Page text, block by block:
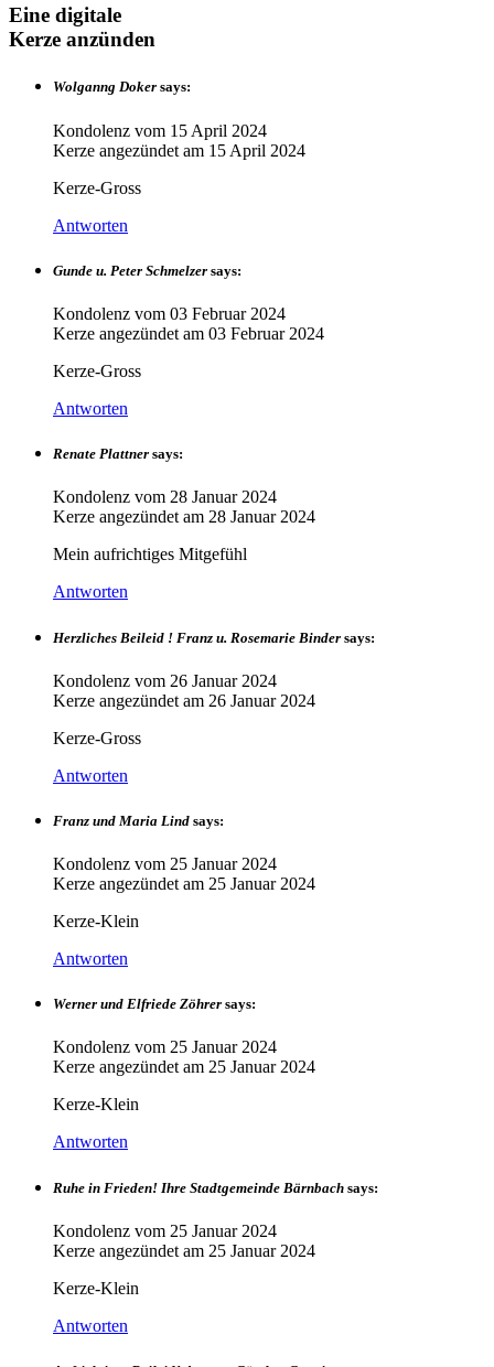
Eine digitale
Kerze anzünden
Wolganng Doker says:
Kondolenz vom 15 April 2024
Kerze angezündet am 15 April 2024
Kerze-Gross
Antworten
Gunde u. Peter Schmelzer says:
Kondolenz vom 03 Februar 2024
Kerze angezündet am 03 Februar 2024
Kerze-Gross
Antworten
Renate Plattner says:
Kondolenz vom 28 Januar 2024
Kerze angezündet am 28 Januar 2024
Mein aufrichtiges Mitgefühl
Antworten
Herzliches Beileid ! Franz u. Rosemarie Binder says:
Kondolenz vom 26 Januar 2024
Kerze angezündet am 26 Januar 2024
Kerze-Gross
Antworten
Franz und Maria Lind says:
Kondolenz vom 25 Januar 2024
Kerze angezündet am 25 Januar 2024
Kerze-Klein
Antworten
Werner und Elfriede Zöhrer says:
Kondolenz vom 25 Januar 2024
Kerze angezündet am 25 Januar 2024
Kerze-Klein
Antworten
Ruhe in Frieden! Ihre Stadtgemeinde Bärnbach says:
Kondolenz vom 25 Januar 2024
Kerze angezündet am 25 Januar 2024
Kerze-Klein
Antworten